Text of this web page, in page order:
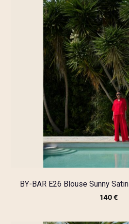
BY-BAR E26 Blouse Sunny
140€